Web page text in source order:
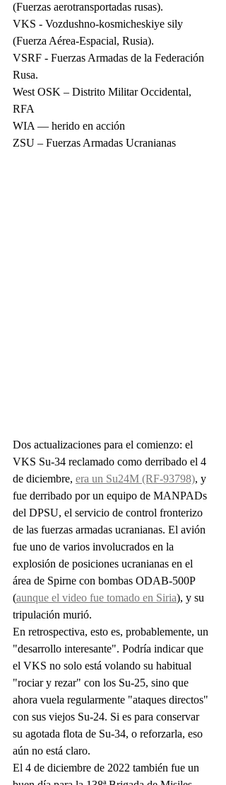
(Fuerzas aerotransportadas rusas).
VKS - Vozdushno-kosmicheskiye sily
(Fuerza Aérea-Espacial, Rusia).
VSRF - Fuerzas Armadas de la Federación
Rusa.
West OSK – Distrito Militar Occidental,
RFA
WIA — herido en acción
ZSU – Fuerzas Armadas Ucranianas
Dos actualizaciones para el comienzo: el
VKS Su-34 reclamado como derribado el 4
de diciembre, era un Su24M (RF-93798), y
fue derribado por un equipo de MANPADs
del DPSU, el servicio de control fronterizo
de las fuerzas armadas ucranianas. El avión
fue uno de varios involucrados en la
explosión de posiciones ucranianas en el
área de Spirne con bombas ODAB-500P
(aunque el video fue tomado en Siria), y su
tripulación murió.
En retrospectiva, esto es, probablemente, un
"desarrollo interesante". Podría indicar que
el VKS no solo está volando su habitual
"rociar y rezar" con los Su-25, sino que
ahora vuela regularmente "ataques directos"
con sus viejos Su-24. Si es para conservar
su agotada flota de Su-34, o reforzarla, eso
aún no está claro.
El 4 de diciembre de 2022 también fue un